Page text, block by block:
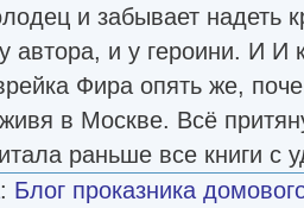
и забывает
и у героини. И И
Фира опять же,
в Москве. Всё
раньше все книги с
: Блог проказника